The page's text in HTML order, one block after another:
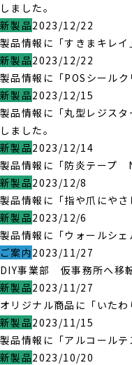
しました。
新製品2023/12/22
製品情報に「すきまキレイ
新製品2023/12/22
製品情報に「POSシールク
新製品2023/12/15
製品情報に「丸型レジス
しました。
新製品2023/12/14
製品情報に「防炎テープ
新製品2023/12/8
製品情報に「指や爪にやさ
新製品2023/12/6
製品情報に「ウォールシェ
ご案内2023/11/27
DIY事業部 仮事務所へ移
新製品2023/11/27
オリジナル商品に「いた
新製品2023/11/15
製品情報に「アルコール
新製品2023/10/20